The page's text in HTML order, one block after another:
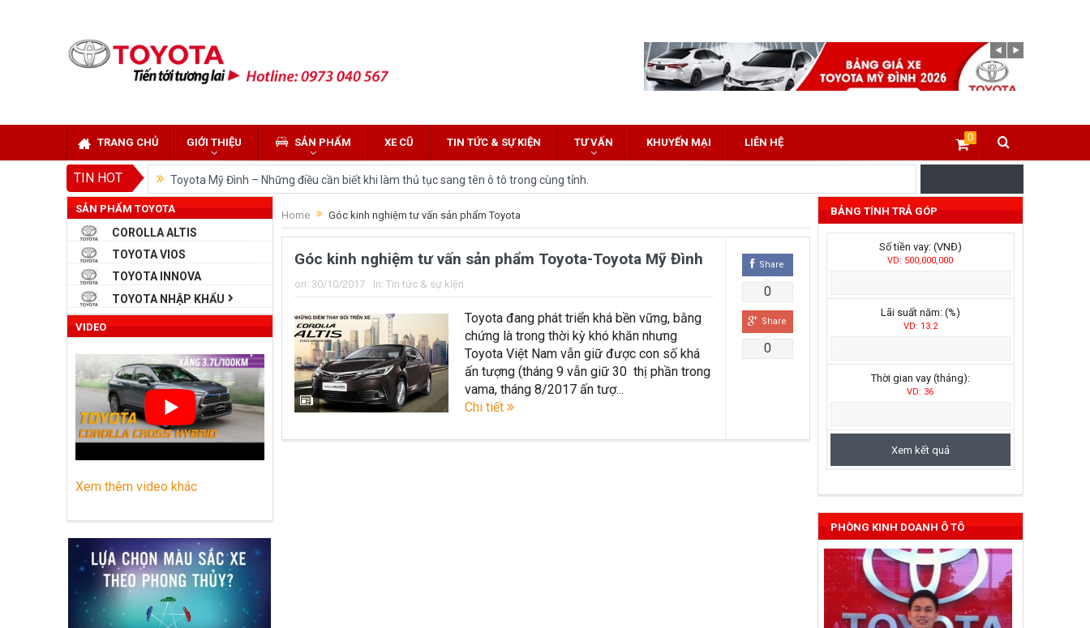
TRANG CHỦ GIỚI THIỆU SẢN PHẨM XE CŨ TIN TỨC & SỰ KIỆN TƯ VẤN KHUYẾN MẠI LIÊN HỆ 0
TIN HOT Toyota Mỹ Đình – Những điều cần biết khi làm thủ tục sang tên ô tô trong cùng tỉnh.
So sánh Toyota Veloz Cross và Toyota Innova: Nên chọn xe nào?
Đánh giá tổng quan về xe Toyota Veloz Cross 2022 HOT nhất trên thị trường.
Những dòng xe của Toyota đang chiếm lĩnh tại thị trường Việt Nam?
Toyota Việt Nam chính thức ra mắt Toyota Fortuner 2022 và Land cruiser 2022 phiên bản mới
Toyota Raize phân khúc SUV cỡ nhỏ mới hứa hẹn nhiều đột phá
“Bật mí” những thay đổi của Toyota Land Cruiser 2021 vừa được ra mắt tại Việt Nam
Những dòng xe Toyota đang phổ biến nhất trên thị trường Việt Nam hiện nay.
Lựa chọn Toyota Corolla Cross hay Mazda CX-5 trong phân khúc C – SUV?
Home Góc kinh nghiệm tư vấn sản phẩm Toyota
Góc kinh nghiệm tư vấn sản phẩm Toyota-Toyota Mỹ Đình
on: 30/10/2017 In: Tin tức & sự kiện
Toyota đang phát triển khá bền vững, bằng
chứng là trong thời kỳ khó khăn nhưng
Toyota Việt Nam vẫn giữ được con số khá
ấn tượng (tháng 9 vẫn giữ 30 thị phần trong
vama, tháng 8/2017 ấn tượ...
Chi tiết
Share
0
Share
0
SẢN PHẨM TOYOTA
COROLLA ALTIS
TOYOTA VIOS
TOYOTA INNOVA
TOYOTA NHẬP KHẨU
VIDEO
Xem thêm video khác
BẢNG TÍNH TRẢ GÓP
Số tiền vay: (VNĐ)
VD: 500,000,000
Lãi suất năm: (%)
VD: 13.2
Thời gian vay (tháng):
VD: 36
PHÒNG KINH DOANH Ô TÔ